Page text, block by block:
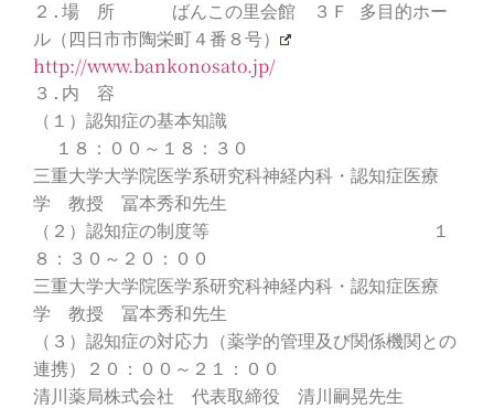
２.場 所 ばんこの里会館 ３Ｆ 多目的ホー
ル（四日市市陶栄町４番８号）
http://www.bankonosato.jp/
３.内 容
（１）認知症の基本知識
１８：００～１８：３０
三重大学大学院医学系研究科神経内科・認知症医療
学 教授 冨本秀和先生
（２）認知症の制度等 １
８：３０～２０：００
三重大学大学院医学系研究科神経内科・認知症医療
学 教授 冨本秀和先生
（３）認知症の対応力（薬学的管理及び関係機関との
連携）２０：００～２１：００
清川薬局株式会社 代表取締役 清川嗣晃先生